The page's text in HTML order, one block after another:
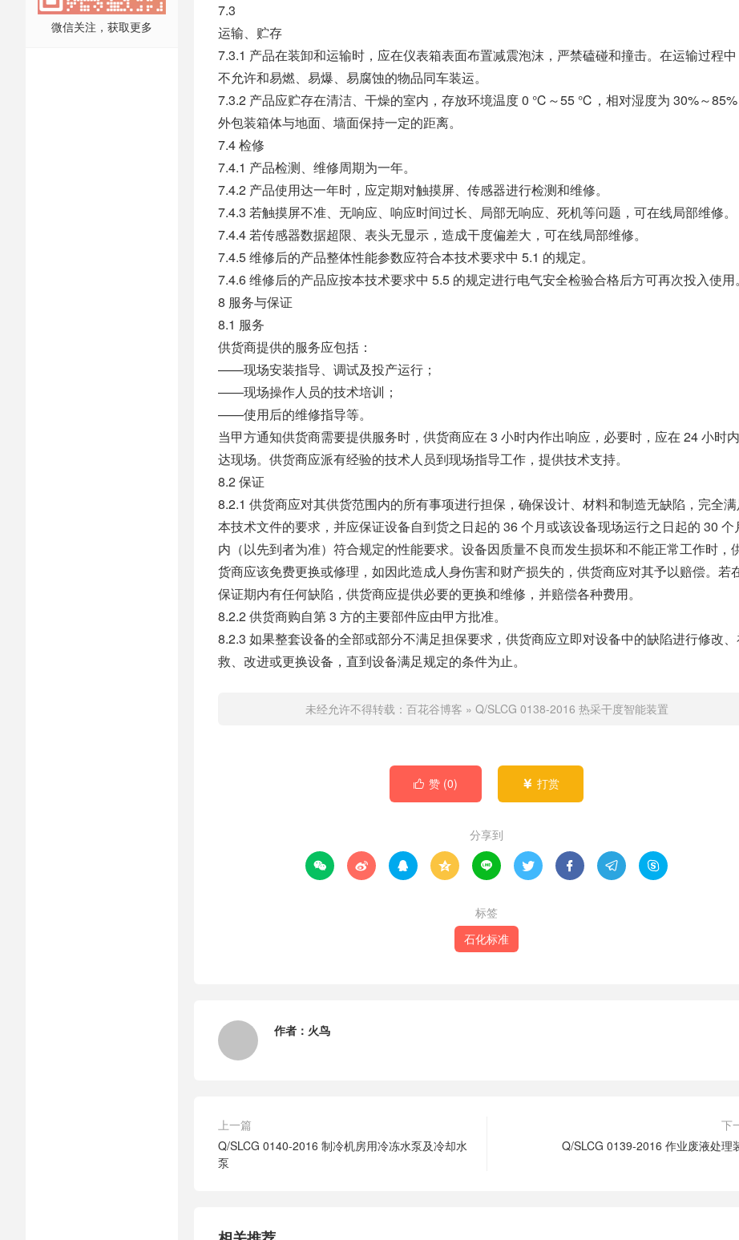
微信关注，获取更多
7.3
运输、贮存
7.3.1 产品在装卸和运输时，应在仪表箱表面布置减震泡沫，严禁磕碰和撞击。在运输过程中
不允许和易燃、易爆、易腐蚀的物品同车装运。
7.3.2 产品应贮存在清洁、干燥的室内，存放环境温度 0 ℃～55 ℃，相对湿度为 30%～85%
外包装箱体与地面、墙面保持一定的距离。
7.4 检修
7.4.1 产品检测、维修周期为一年。
7.4.2 产品使用达一年时，应定期对触摸屏、传感器进行检测和维修。
7.4.3 若触摸屏不准、无响应、响应时间过长、局部无响应、死机等问题，可在线局部维修。
7.4.4 若传感器数据超限、表头无显示，造成干度偏差大，可在线局部维修。
7.4.5 维修后的产品整体性能参数应符合本技术要求中 5.1 的规定。
7.4.6 维修后的产品应按本技术要求中 5.5 的规定进行电气安全检验合格后方可再次投入使用。
8 服务与保证
8.1 服务
供货商提供的服务应包括：
——现场安装指导、调试及投产运行；
——现场操作人员的技术培训；
——使用后的维修指导等。
当甲方通知供货商需要提供服务时，供货商应在 3 小时内作出响应，必要时，应在 24 小时
达现场。供货商应派有经验的技术人员到现场指导工作，提供技术支持。
8.2 保证
8.2.1 供货商应对其供货范围内的所有事项进行担保，确保设计、材料和制造无缺陷，完全满
本技术文件的要求，并应保证设备自到货之日起的 36 个月或该设备现场运行之日起的 30 个
内（以先到者为准）符合规定的性能要求。设备因质量不良而发生损坏和不能正常工作时，
货商应该免费更换或修理，如因此造成人身伤害和财产损失的，供货商应对其予以赔偿。若
保证期内有任何缺陷，供货商应提供必要的更换和维修，并赔偿各种费用。
8.2.2 供货商购自第 3 方的主要部件应由甲方批准。
8.2.3 如果整套设备的全部或部分不满足担保要求，供货商应立即对设备中的缺陷进行修改
救、改进或更换设备，直到设备满足规定的条件为止。
未经允许不得转载： 百花谷博客 » Q/SLCG 0138-2016 热采干度智能装置
 赞 (0)  打赏
分享到
        
标签
石化标准
作者： 火鸟
上一篇
Q/SLCG 0140-2016 制冷机房用冷冻水泵及冷却水
泵
下
Q/SLCG 0139-2016 作业废液处理